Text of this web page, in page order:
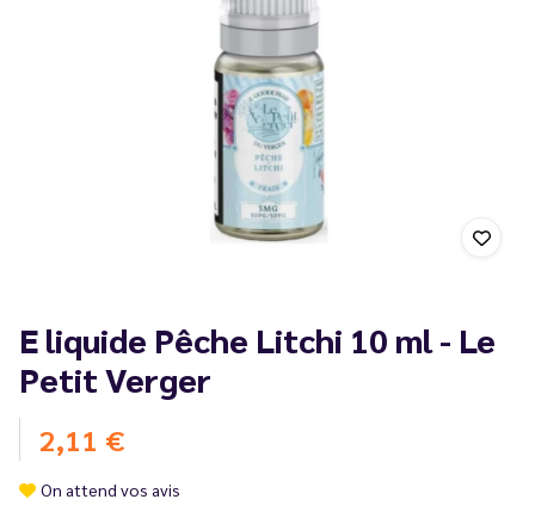
E liquide Pêche Litchi 10 ml - Le
Petit Verger
2,11 €
On attend vos avis